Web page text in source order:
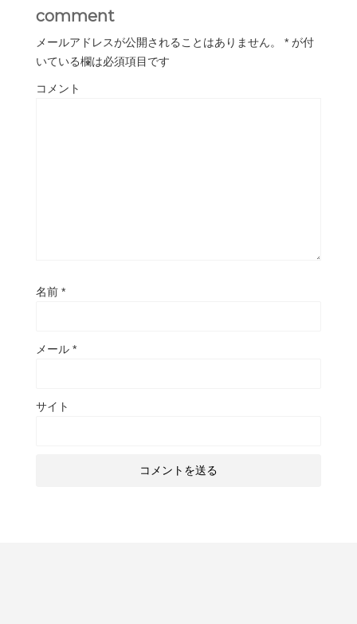
comment
メールアドレスが公開されることはありません。 * が付
いている欄は必須項目です
コメント
名前 *
メール *
サイト